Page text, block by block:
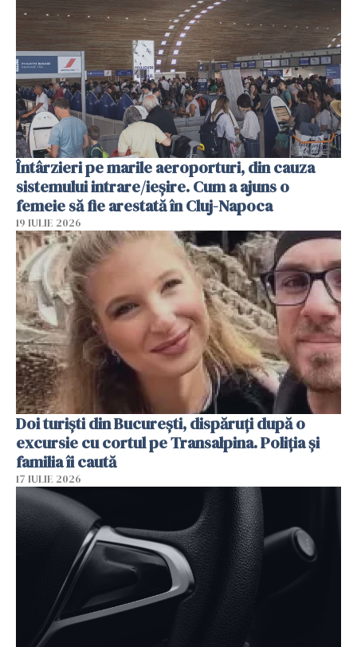
Întârzieri pe marile aeroporturi, din cauza
sistemului intrare/ieșire. Cum a ajuns o
femeie să fie arestată în Cluj-Napoca
19 IULIE 2026
Doi turiști din București, dispăruți după o
excursie cu cortul pe Transalpina. Poliția și
familia îi caută
17 IULIE 2026